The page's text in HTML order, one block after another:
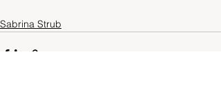
Sabrina Strub